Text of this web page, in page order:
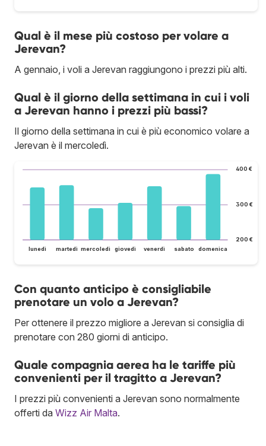
Qual è il mese più costoso per volare a
Jerevan?
A gennaio, i voli a Jerevan raggiungono i prezzi più alti.
Qual è il giorno della settimana in cui i voli
a Jerevan hanno i prezzi più bassi?
Il giorno della settimana in cui è più economico volare a
Jerevan è il mercoledì.
200 €
300 €
400 €
lunedì martedì mercoledì giovedì venerdì sabato domenica
Con quanto anticipo è consigliabile
prenotare un volo a Jerevan?
Per ottenere il prezzo migliore a Jerevan si consiglia di
prenotare con 280 giorni di anticipo.
Quale compagnia aerea ha le tariffe più
convenienti per il tragitto a Jerevan?
I prezzi più convenienti a Jerevan sono normalmente
offerti da Wizz Air Malta.